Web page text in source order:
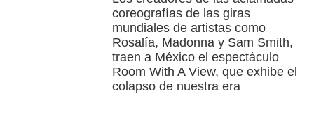
coreografías de las giras
mundiales de artistas como
Rosalía, Madonna y Sam Smith,
traen a México el espectáculo
Room With A View, que exhibe el
colapso de nuestra era